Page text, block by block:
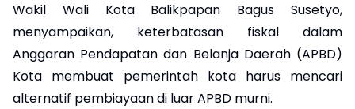
Wakil Wali Kota Balikpapan Bagus Susetyo,
menyampaikan, keterbatasan fiskal dalam
Anggaran Pendapatan dan Belanja Daerah (APBD)
Kota membuat pemerintah kota harus mencari
alternatif pembiayaan di luar APBD murni.